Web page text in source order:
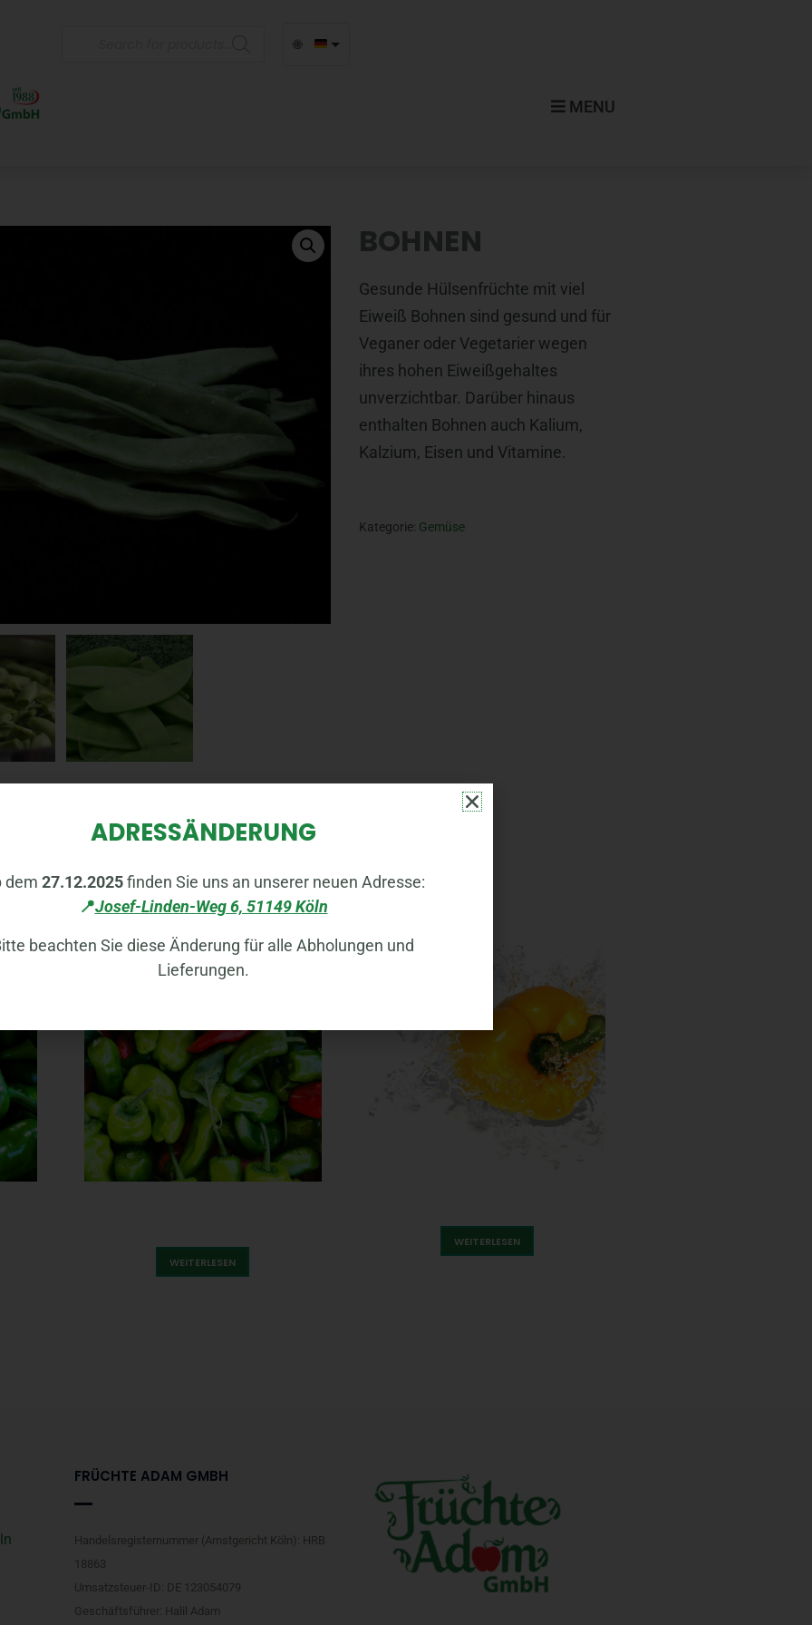
MENU
🌐
BOHNEN
Gesunde Hülsenfrüchte mit viel
Eiweiß Bohnen sind gesund und für
Veganer oder Vegetarier wegen
ihres hohen Eiweißgehaltes
unverzichtbar. Darüber hinaus
enthalten Bohnen auch Kalium,
Kalzium, Eisen und Vitamine.
Kategorie: Gemüse
WEITERLESEN
WEITERLESEN
FRÜCHTE ADAM GMBH
Handelsregisternummer (Amstgericht Köln): HRB
18863
Umsatzsteuer-ID: DE 123054079
Geschäftsführer: Halil Adam
ADRESSÄNDERUNG
dem 27.12.2025finden Sie uns an unserer neuen Adresse:
📍Josef-Linden-Weg 6, 51149 Köln
beachten Sie diese Änderung für alle Abholungen und
Lieferungen.